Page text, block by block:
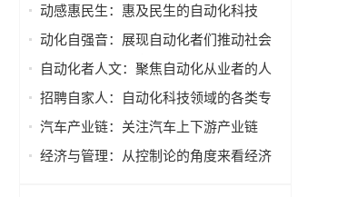
动感惠民生：惠及民生的自动化科技
动化自强音：展现自动化者们推动社会
进步发出的响亮声音
自动化者人文：聚焦自动化从业者的人
文思考
招聘自家人：自动化科技领域的各类专
家及人才需求资讯
汽车产业链：关注汽车上下游产业链
经济与管理：从控制论的角度来看经济